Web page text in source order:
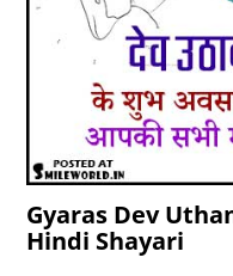
Gyaras Dev
Hindi Shayari